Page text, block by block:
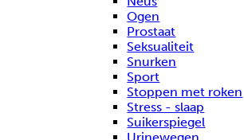
Ogen
Prostaat
Seksualiteit
Snurken
Sport
Stoppen met roken
Stress - slaap
Suikerspiegel
Urinewegen